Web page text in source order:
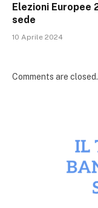
Elezioni
sede
10 Aprile 2024
Comments are closed.